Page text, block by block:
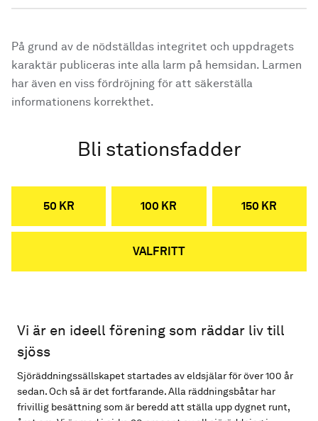
På grund av de nödställdas integritet och uppdragets
karaktär publiceras inte alla larm på hemsidan. Larmen
har även en viss fördröjning för att säkerställa
informationens korrekthet.
Bli stationsfadder
50 KR 100 KR 150 KR
VALFRITT
Vi är en ideell förening som räddar liv till
sjöss
Sjöräddningssällskapet startades av eldsjälar för över 100 år
sedan. Och så är det fortfarande. Alla räddningsbåtar har
frivillig besättning som är beredd att ställa upp dygnet runt,